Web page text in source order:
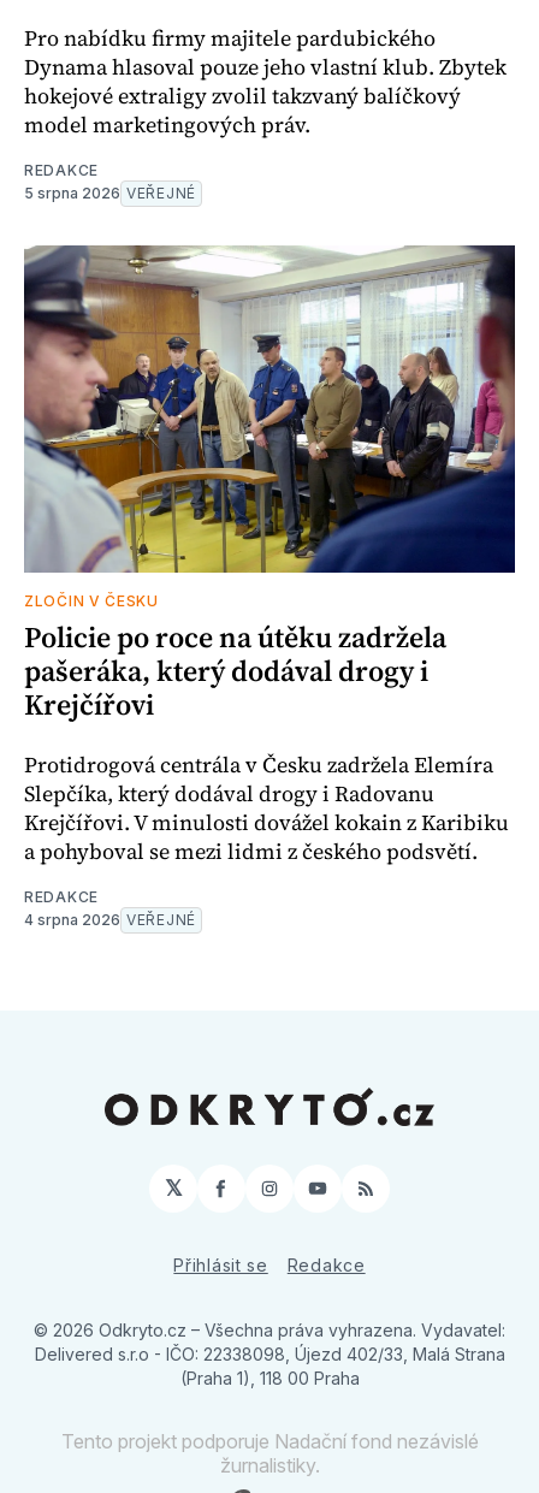
Pro nabídku firmy majitele pardubického
Dynama hlasoval pouze jeho vlastní klub. Zbytek
hokejové extraligy zvolil takzvaný balíčkový
model marketingových práv.
REDAKCE
5 srpna 2026 VEŘEJNÉ
ZLOČIN V ČESKU
Policie po roce na útěku zadržela
pašeráka, který dodával drogy i
Krejčířovi
Protidrogová centrála v Česku zadržela Elemíra
Slepčíka, který dodával drogy i Radovanu
Krejčířovi. V minulosti dovážel kokain z Karibiku
a pohyboval se mezi lidmi z českého podsvětí.
REDAKCE
4 srpna 2026 VEŘEJNÉ
𝕏 Facebook
Instagram
YouTube
RSS
Přihlásit se Redakce
© 2026 Odkryto.cz – Všechna práva vyhrazena. Vydavatel:
Delivered s.r.o - IČO: 22338098, Újezd 402/33, Malá Strana
(Praha 1), 118 00 Praha
Tento projekt podporuje Nadační fond nezávislé
žurnalistiky.